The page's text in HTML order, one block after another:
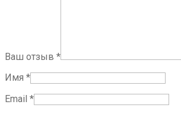
Ваш отзыв *
Имя *
Email *